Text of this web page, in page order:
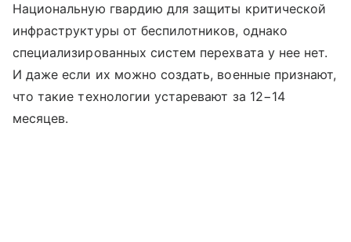
Национальную гвардию для защиты критической
инфраструктуры от беспилотников, однако
специализированных систем перехвата у нее нет.
И даже если их можно создать, военные признают,
что такие технологии устаревают за 12−14
месяцев.